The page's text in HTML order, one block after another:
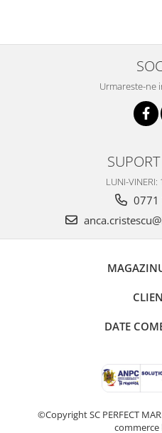
Urmareste-ne
LUNI-
0771
DATE
©Copyright SC PERFECT
commerce